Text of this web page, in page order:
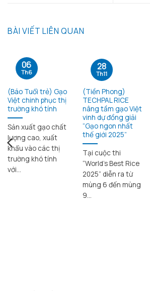
BÀI VIẾT LIÊN QUAN
(Báo Tuổi trẻ) Gạo
Việt chinh phục thị
trường khó tính
Sản xuất gạo chất
lượng cao, xuất
khẩu vào các thị
trường khó tính
với...
06
Th6
(Tiền Phong)
TECHPAL RICE
nâng tầm gạo Việt
vinh dự đồng giải
“Gạo ngon nhất
thế giới 2025”
Tại cuộc thi
“World’s Best Rice
2025” diễn ra từ
mùng 6 đến mùng
9...
28
Th11